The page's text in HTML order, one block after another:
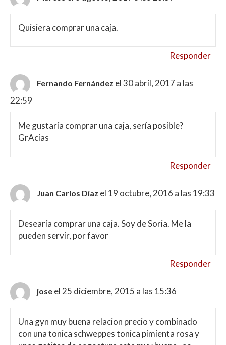
Quisiera comprar una caja.
Responder
Fernando Fernández el 30 abril, 2017 a las
22:59
Me gustaría comprar una caja, sería posible?
GrAcias
Responder
Juan Carlos Díaz el 19 octubre, 2016 a las 19:33
Desearía comprar una caja. Soy de Soria. Me la
pueden servir, por favor
Responder
jose el 25 diciembre, 2015 a las 15:36
Una gyn muy buena relacion precio y combinado
con una tonica schweppes tonica pimienta rosa y